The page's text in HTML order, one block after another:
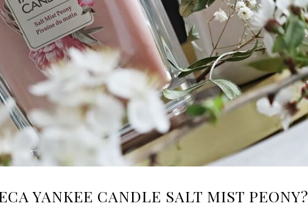
YANKEE CANDLE SALT MIST PEONY?